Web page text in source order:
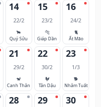
14
22/2
🐂
Quý Sửu
15
23/2
🐅
Giáp Dần
16
24/2
🐈
Ất Mão
21
29/2
🐒
Canh Thân
22
30/2
🐓
Tân Dậu
23
1/3
🐕
Nhâm Tuất
28 29 30